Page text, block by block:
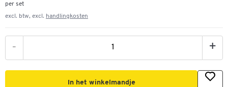
per set
excl. btw, excl. handlingkosten
- +
In het winkelmandje